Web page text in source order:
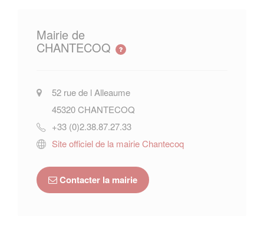
Mairie de
CHANTECOQ
52 rue de l Alleaume
45320CHANTECOQ
+33 (0)2.38.87.27.33
Site officiel de la mairie Chantecoq
Contacter la mairie